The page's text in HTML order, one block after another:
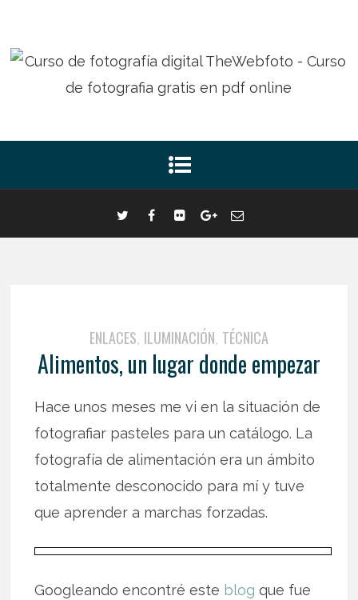
ENLACES, ILUMINACIÓN, TÉCNICA
Alimentos, un lugar donde empezar
Hace unos meses me vi en la situación de
fotografiar pasteles para un catálogo. La
fotografía de alimentación era un ámbito
totalmente desconocido para mí y tuve
que aprender a marchas forzadas.
Googleando encontré este blog que fue